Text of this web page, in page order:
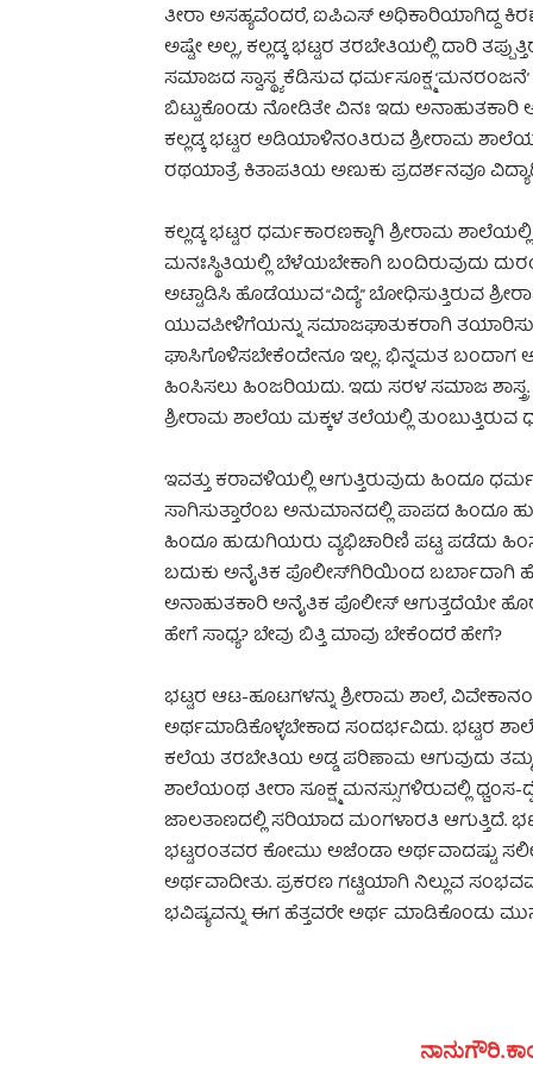
ತೀರಾ ಅಸಹ್ಯವೆಂದರೆ, ಐಪಿಎಸ್ ಅಧಿಕಾರಿಯಾಗಿದ್ದ
ಅಷ್ಟೇ ಅಲ್ಲ, ಕಲ್ಲಡ್ಕ ಭಟ್ಟರ ತರಬೇತಿಯಲ್ಲಿ ದಾರಿ
ಸಮಾಜದ ಸ್ವಾಸ್ಥ್ಯ ಕೆಡಿಸುವ ಧರ್ಮಸೂಕ್ಷ್ಮ
ಬಿಟ್ಟುಕೊಂಡು ನೋಡಿತೇ ವಿನಃ ಇದು ಅನಾಹುತಕಾರಿ
ಕಲ್ಲಡ್ಕ ಭಟ್ಟರ ಅಡಿಯಾಳಿನಂತಿರುವ ಶ್ರೀರಾಮ
ರಥಯಾತ್ರೆ ಕಿತಾಪತಿಯ ಅಣುಕು ಪ್ರದರ್ಶನವೂ
ಕಲ್ಲಡ್ಕ ಭಟ್ಟರ ಧರ್ಮಕಾರಣಕ್ಕಾಗಿ ಶ್ರೀರಾಮ
ಮನಃಸ್ಥಿತಿಯಲ್ಲಿ ಬೆಳೆಯಬೇಕಾಗಿ ಬಂದಿರುವುದು
ಅಟ್ಟಾಡಿಸಿ ಹೊಡೆಯುವ “ವಿದ್ಯೆ” ಬೋಧಿಸುತ್ತಿರುವ
ಯುವಪೀಳಿಗೆಯನ್ನು ಸಮಾಜಘಾತುಕರಾಗಿ
ಘಾಸಿಗೊಳಿಸಬೇಕೆಂದೇನೂ ಇಲ್ಲ. ಭಿನ್ನಮತ
ಹಿಂಸಿಸಲು ಹಿಂಜರಿಯದು. ಇದು ಸರಳ ಸಮಾಜ
ಶ್ರೀರಾಮ ಶಾಲೆಯ ಮಕ್ಕಳ ತಲೆಯಲ್ಲಿ ತುಂಬುತ್ತಿರುವ
ಇವತ್ತು ಕರಾವಳಿಯಲ್ಲಿ ಆಗುತ್ತಿರುವುದು ಹಿಂದೂ
ಸಾಗಿಸುತ್ತಾರೆಂಬ ಅನುಮಾನದಲ್ಲಿ ಪಾಪದ ಹಿಂದೂ
ಹಿಂದೂ ಹುಡುಗಿಯರು ವ್ಯಭಿಚಾರಿಣಿ ಪಟ್ಟ ಪಡೆದು
ಬದುಕು ಅನೈತಿಕ ಪೊಲೀಸ್‍ಗಿರಿಯಿಂದ ಬರ್ಬಾದಾಗಿ
ಅನಾಹುತಕಾರಿ ಅನೈತಿಕ ಪೊಲೀಸ್ ಆಗುತ್ತದೆಯೇ
ಹೇಗೆ ಸಾಧ್ಯ? ಬೇವು ಬಿತ್ತಿ ಮಾವು ಬೇಕೆಂದರೆ ಹೇಗೆ?
ಭಟ್ಟರ ಆಟ-ಹೂಟಗಳನ್ನು ಶ್ರೀರಾಮ ಶಾಲೆ,
ಅರ್ಥಮಾಡಿಕೊಳ್ಳಬೇಕಾದ ಸಂದರ್ಭವಿದು. ಭಟ್ಟರ
ಕಲೆಯ ತರಬೇತಿಯ ಅಡ್ಡ ಪರಿಣಾಮ ಆಗುವುದು ತಮ್ಮ
ಶಾಲೆಯಂಥ ತೀರಾ ಸೂಕ್ಷ್ಮ ಮನಸ್ಸುಗಳಿರುವಲ್ಲಿ
ಜಾಲತಾಣದಲ್ಲಿ ಸರಿಯಾದ ಮಂಗಳಾರತಿ ಆಗುತ್ತಿದೆ.
ಭಟ್ಟರಂತವರ ಕೋಮು ಅಜೆಂಡಾ ಅರ್ಥವಾದಷ್ಟು
ಅರ್ಥವಾದೀತು. ಪ್ರಕರಣ ಗಟ್ಟಿಯಾಗಿ ನಿಲ್ಲುವ
ಭವಿಷ್ಯವನ್ನು ಈಗ ಹೆತ್ತವರೇ ಅರ್ಥ ಮಾಡಿಕೊಂಡು